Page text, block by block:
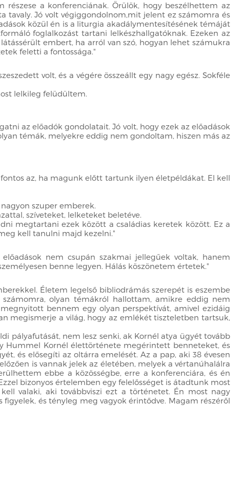
a konferenciának. Örülök, hogy beszélhettem az
tavaly. Jó volt végiggondolnom,mit jelent ez számomra és
közül én is a liturgia akadálymentesítésének témáját
foglalkozást tartani lelkészhallgatóknak. Ezeken az
embert, ha arról van szó, hogyan lehet számukra
feletti a fontossága."
volt, és a végére összeállt egy nagy egész. Sokféle
lelkileg felüdültem.
az előadók gondolatait. Jó volt, hogy ezek az előadások
témák, melyekre eddig nem gondoltam, hiszen más az
az, ha magunk előtt tartunk ilyen életpéldákat. El kell
szuper emberek.
szíveteket, lelketeket beletéve.
megtartani ezek között a családias keretek között. Ez a
kell tanulni majd kezelni."
nem csupán szakmai jellegűek voltak, hanem
benne legyen. Hálás köszönetem értetek."
Életem legelső bibliodrámás szerepét is eszembe
olyan témákról hallottam, amikre eddig nem
bennem egy olyan perspektívát, amivel ezidáig
megismerje a világ, hogy az emlékét tiszteletben tartsuk,
pályafutását, nem lesz senki, ak Kornél atya ügyét tovább
Hummel Kornél élettörténete megérintett benneteket, és
és elősegíti az oltárra emelését. Az a pap, aki 38 évesen
is vannak jelek az életében, melyek a vértanúhalálra
ebbe a közösségbe, erre a konferenciára, és én
bizonyos értelemben egy felelősséget is átadtunk most
valaki, aki továbbviszi ezt a történetet. Én most nagy
és tényleg meg vagyok érintődve. Magam részéről